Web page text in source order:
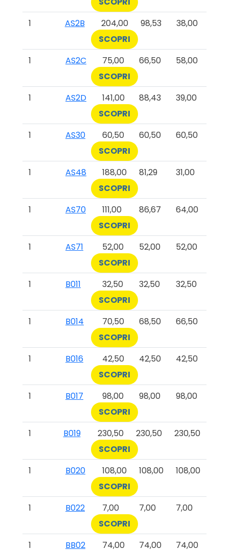
1
AS2B 204,00 98,53
38,00
SCOPRI
1
AS2C 75,00 66,50
58,00
SCOPRI
1
AS2D 141,00 88,43
39,00
SCOPRI
1
AS30 60,50 60,50
60,50
SCOPRI
1
AS48 188,00 81,29
31,00
SCOPRI
1
AS70 111,00 86,67
64,00
SCOPRI
1
AS71 52,00 52,00
52,00
SCOPRI
1
B011 32,50 32,50
32,50
SCOPRI
1
B014 70,50 68,50
66,50
SCOPRI
1
B016 42,50 42,50
42,50
SCOPRI
1
B017 98,00 98,00
98,00
SCOPRI
1
B019 230,50 230,50
230,50
SCOPRI
1
B020 108,00 108,00
108,00
SCOPRI
1
B022 7,00 7,00
7,00
SCOPRI
1
BB02 74,00 74,00
74,00